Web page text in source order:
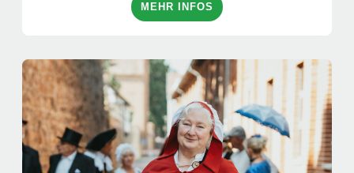
MEHR INFOS